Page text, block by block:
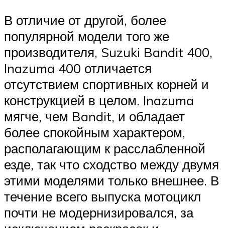
В отличие от другой, более
популярной модели того же
производителя, Suzuki Bandit 400,
Inazuma 400 отличается
отсутствием спортивных корней и
конструкцией в целом. Inazuma
мягче, чем Bandit, и обладает
более спокойным характером,
располагающим к расслабленной
езде, так что сходство между двумя
этими моделями только внешнее. В
течение всего выпуска мотоцикл
почти не модернизировался, за